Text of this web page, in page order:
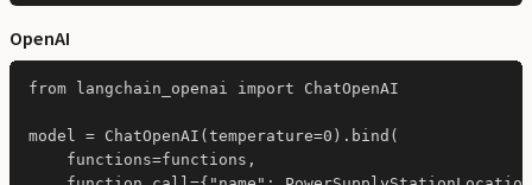
OpenAI
from langchain_openai import ChatOpenAI
model = ChatOpenAI(temperature=0).bind(
    functions=functions,